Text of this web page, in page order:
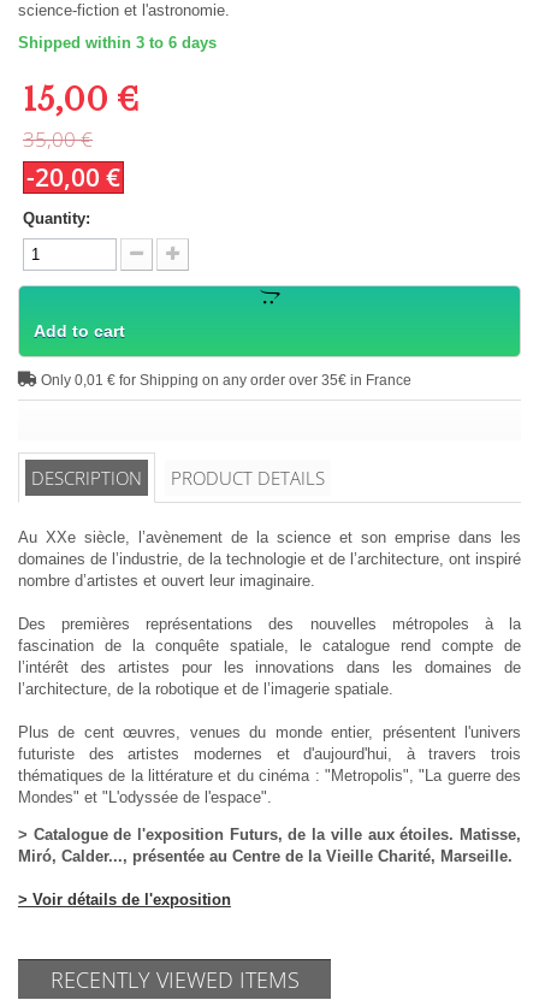
science-fiction et l'astronomie.
Shipped within 3 to 6 days
15,00 €
35,00 €
-20,00 €
Quantity:
Add to cart
Only 0,01 € for Shipping on any order over 35€ in France
DESCRIPTION PRODUCT DETAILS
Au XXe siècle, l’avènement de la science et son emprise dans les
domaines de l’industrie, de la technologie et de l’architecture, ont inspiré
nombre d’artistes et ouvert leur imaginaire.
Des premières représentations des nouvelles métropoles à la
fascination de la conquête spatiale, le catalogue rend compte de
l’intérêt des artistes pour les innovations dans les domaines de
l’architecture, de la robotique et de l’imagerie spatiale.
Plus de cent œuvres, venues du monde entier, présentent l'univers
futuriste des artistes modernes et d'aujourd'hui, à travers trois
thématiques de la littérature et du cinéma : "Metropolis", "La guerre des
Mondes" et "L'odyssée de l'espace".
> Catalogue de l'exposition Futurs, de la ville aux étoiles. Matisse,
Miró, Calder..., présentée au Centre de la Vieille Charité, Marseille.
> Voir détails de l'exposition
RECENTLY VIEWED ITEMS